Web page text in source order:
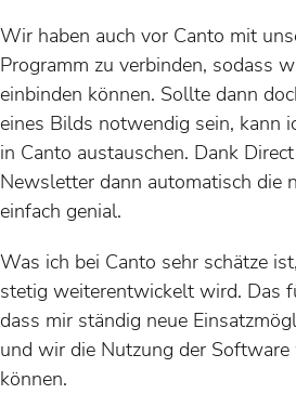
Wir haben auch vor Canto mit
Programm zu verbinden, sodass
einbinden können. Sollte dann
eines Bilds notwendig sein, kann
in Canto austauschen. Dank
Newsletter dann automatisch die
einfach genial.
Was ich bei Canto sehr schätze
stetig weiterentwickelt wird. Das
dass mir ständig neue
und wir die Nutzung der
können.